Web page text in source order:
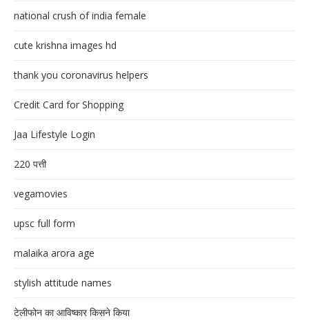
national crush of india female
cute krishna images hd
thank you coronavirus helpers
Credit Card for Shopping
Jaa Lifestyle Login
220 पत्ती
vegamovies
upsc full form
malaika arora age
stylish attitude names
टेलीफोन का आविष्कार किसने किया